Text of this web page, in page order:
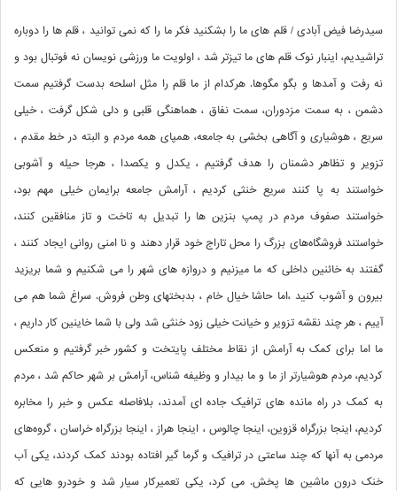
سیدرضا فیض آبادی / قلم های ما را بشکنید فکر ما را که نمی توانید ، قلم ها را دوباره
تراشیدیم، اینبار نوک قلم های ما تیزتر شد ، اولویت ما ورزشی نویسان نه فوتبال بود و
نه رفت و آمدها و بگو مگوها. هرکدام از ما قلم را مثل اسلحه بدست گرفتیم سمت
دشمن ، به سمت مزدوران، سمت نفاق ، هماهنگی قلبی و دلی شکل گرفت ، خیلی
سریع ، هوشیاری و آگاهی بخشی به جامعه، همپای همه مردم و البته در خط مقدم ،
تزویر و تظاهر دشمنان را هدف گرفتیم ، یکدل و یکصدا ، هرجا حیله و آشوبی
خواستند به پا کنند سریع خنثی کردیم ، آرامش جامعه برایمان خیلی مهم بود،
خواستند صفوف مردم در پمپ بنزین ها را تبدیل به تاخت و تاز منافقین کنند،
خواستند فروشگاه‌های بزرگ را محل تاراج خود قرار دهند و نا امنی روانی ایجاد کنند ،
گفتند به خائنین داخلی که ما میزنیم و دروازه های شهر را می شکنیم و شما بریزید
بیرون و آشوب کنید ،اما حاشا خیال خام ، بدبختهای وطن فروش. سراغ شما هم می
آییم ، هر چند نقشه تزویر و خیانت خیلی زود خنثی شد ولی با شما خاینین کار داریم ،
ما اما برای کمک به آرامش از نقاط مختلف پایتخت و کشور خبر گرفتیم و منعکس
کردیم، مردم هوشیارتر از ما و ما بیدار و وظیفه شناس، آرامش بر شهر حاکم شد ، مردم
به کمک در راه مانده های ترافیک جاده ای آمدند، بلافاصله عکس و خبر را مخابره
کردیم، اینجا بزرگراه قزوین، اینجا چالوس ، اینجا هراز ، اینجا بزرگراه خراسان ، گروه‌های
مردمی به آنها که چند ساعتی در ترافیک و گرما گیر افتاده بودند کمک کردند، یکی آب
خنک درون ماشین ها پخش. می کرد، یکی تعمیرکار سیار شد و خودرو هایی که